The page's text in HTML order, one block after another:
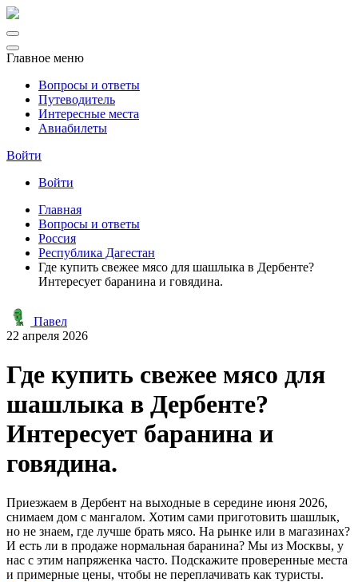
Главное меню
Вопросы и ответы
Путеводитель
Интересные места
Авиабилеты
Войти
Войти
Главная
Вопросы и ответы
Россия
Республика Дагестан
Где купить свежее мясо для шашлыка в Дербенте?
Интересует баранина и говядина.
Павел
22 апреля 2026
Где купить свежее мясо для
шашлыка в Дербенте?
Интересует баранина и
говядина.
Приезжаем в Дербент на выходные в середине июня 2026,
снимаем дом с мангалом. Хотим сами приготовить шашлык,
но не знаем, где лучше брать мясо. На рынке или в магазинах?
И есть ли в продаже нормальная баранина? Мы из Москвы, у
нас с этим напряженка часто. Подскажите проверенные места
и примерные цены, чтобы не переплачивать как туристы.